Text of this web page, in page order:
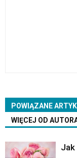
POWIĄZANE
WIĘCEJ OD
Jak